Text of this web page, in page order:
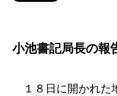
小池書記局長の報
１８日に開かれた